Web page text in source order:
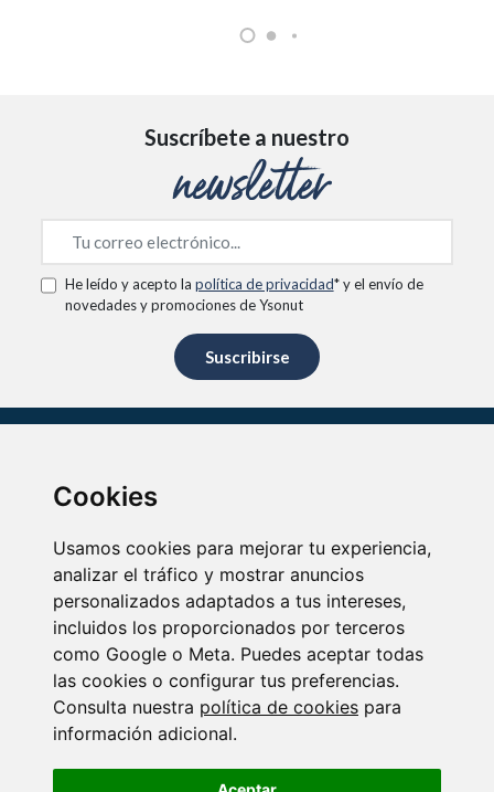
Cookies
Usamos cookies para mejorar tu experiencia,
analizar el tráfico y mostrar anuncios
personalizados adaptados a tus intereses,
incluidos los proporcionados por terceros
como Google o Meta. Puedes aceptar todas
las cookies o configurar tus preferencias.
Consulta nuestra política de cookies para
información adicional.
Suscríbete a nuestro
newsletter
He leído y acepto la política de privacidad* y el envío de
novedades y promociones de Ysonut
Suscribirse
Bienvenido a la tienda oficial de Ysonut, un universo de soluciones
Información de interés
Quiénes somos
Condiciones de venta
Política de privacidad
Aviso legal
Política de cookies
900 100 200